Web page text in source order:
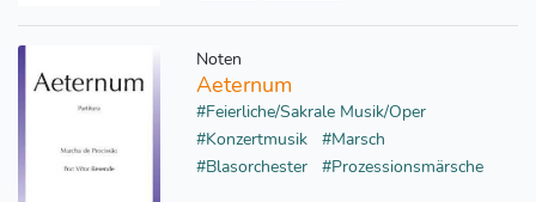
Noten
Aeternum
#Feierliche/Sakrale Musik/Oper
#Konzertmusik
#Marsch
#Blasorchester
#Prozessionsmärsche